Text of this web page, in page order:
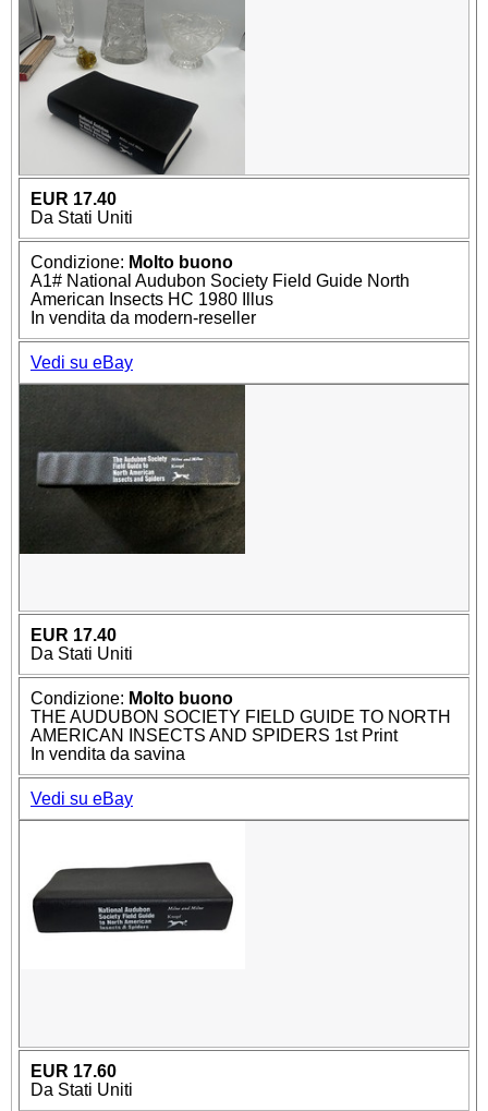
EUR 17.40
Da Stati Uniti
Condizione: Molto buono
A1# National Audubon Society Field Guide North
American Insects HC 1980 Illus
In vendita da modern-reseller
Vedi su eBay
EUR 17.40
Da Stati Uniti
Condizione: Molto buono
THE AUDUBON SOCIETY FIELD GUIDE TO NORTH
AMERICAN INSECTS AND SPIDERS 1st Print
In vendita da savina
Vedi su eBay
EUR 17.60
Da Stati Uniti